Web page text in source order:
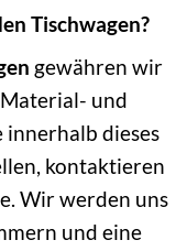
Tischwagen?
gewähren wir
und
innerhalb dieses
kontaktieren
Wir werden uns
und eine